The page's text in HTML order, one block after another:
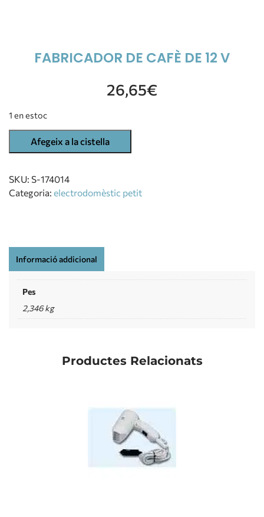
FABRICADOR DE CAFÈ DE 12 V
26,65€
1 en estoc
Afegeix a la cistella
SKU: S-174014
Categoria: electrodomèstic petit
Informació addicional
Pes
2,346 kg
Productes Relacionats